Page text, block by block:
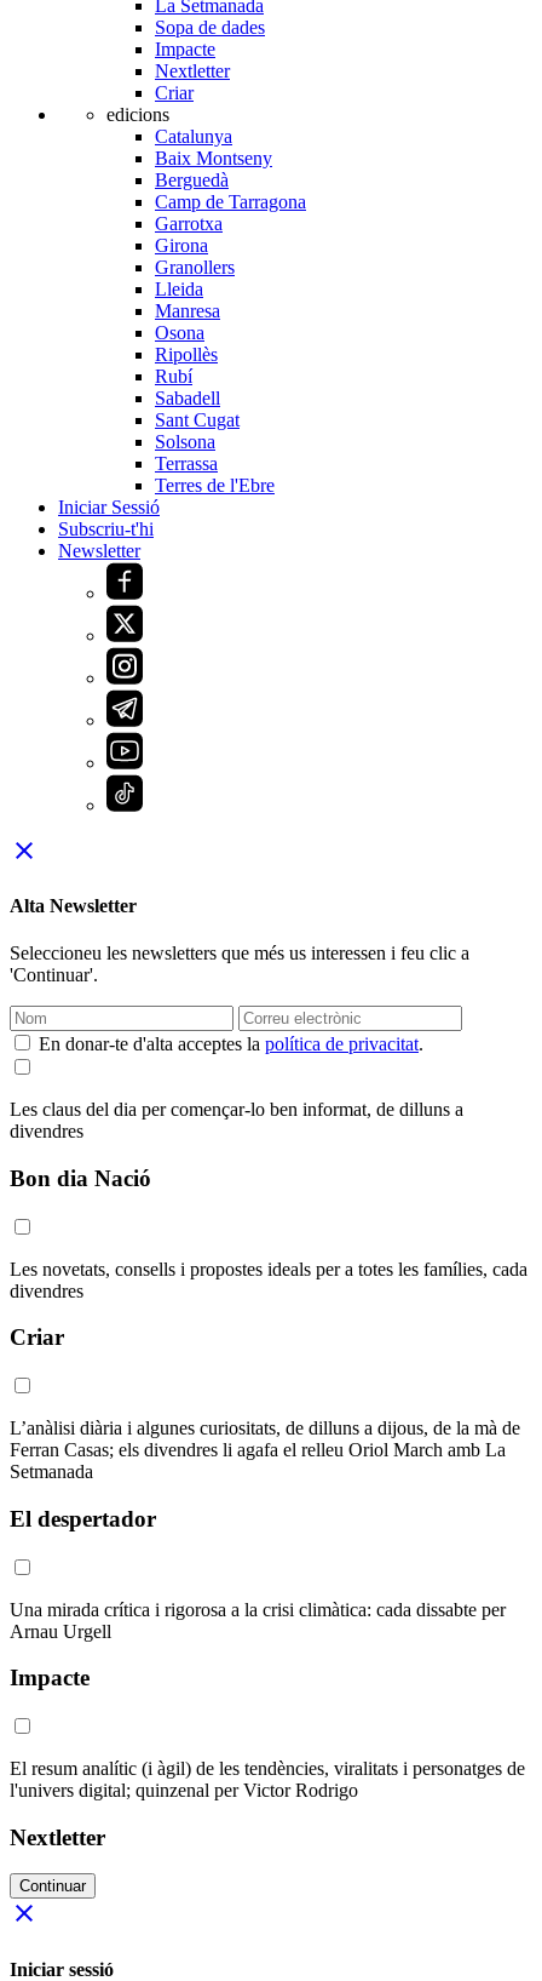
La Setmanada
Sopa de dades
Impacte
Nextletter
Criar
edicions
Catalunya
Baix Montseny
Berguedà
Camp de Tarragona
Garrotxa
Girona
Granollers
Lleida
Manresa
Osona
Ripollès
Rubí
Sabadell
Sant Cugat
Solsona
Terrassa
Terres de l'Ebre
Iniciar Sessió
Subscriu-t'hi
Newsletter
close
Alta Newsletter
Seleccioneu les newsletters que més us interessen i feu clic a
'Continuar'.
En donar-te d'alta acceptes la política de privacitat.
Les claus del dia per començar-lo ben informat, de dilluns a
divendres
Bon dia Nació
Les novetats, consells i propostes ideals per a totes les famílies, cada
divendres
Criar
L’anàlisi diària i algunes curiositats, de dilluns a dijous, de la mà de
Ferran Casas; els divendres li agafa el relleu Oriol March amb La
Setmanada
El despertador
Una mirada crítica i rigorosa a la crisi climàtica: cada dissabte per
Arnau Urgell
Impacte
El resum analític (i àgil) de les tendències, viralitats i personatges de
l'univers digital; quinzenal per Victor Rodrigo
Nextletter
Continuar
close
Iniciar sessió